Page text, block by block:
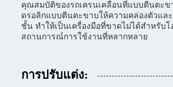
คุณสมบัติของรถเครนเคลื่อนที่แบบตีนตะข
ดรอลิกแบบตีนตะขาบให้ความคล่องตัวแล
ชั้น ทำให้เป็นเครื่องมือที่ขาดไม่ได้สำหรับโ
สถานการณ์การใช้งานที่หลากหลาย
การปรับแต่ง: